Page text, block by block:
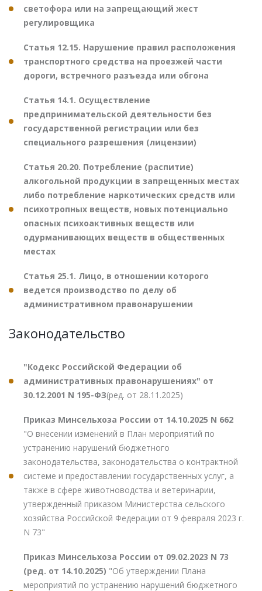
светофора или на запрещающий жест
регулировщика
Статья 12.15. Нарушение правил расположения
транспортного средства на проезжей части
дороги, встречного разъезда или обгона
Статья 14.1. Осуществление
предпринимательской деятельности без
государственной регистрации или без
специального разрешения (лицензии)
Статья 20.20. Потребление (распитие)
алкогольной продукции в запрещенных местах
либо потребление наркотических средств или
психотропных веществ, новых потенциально
опасных психоактивных веществ или
одурманивающих веществ в общественных
местах
Статья 25.1. Лицо, в отношении которого
ведется производство по делу об
административном правонарушении
Законодательство
"Кодекс Российской Федерации об
административных правонарушениях" от
30.12.2001 N 195-ФЗ(ред. от 28.11.2025)
Приказ Минсельхоза России от 14.10.2025 N 662
"О внесении изменений в План мероприятий по
устранению нарушений бюджетного
законодательства, законодательства о контрактной
системе и предоставлении государственных услуг, а
также в сфере животноводства и ветеринарии,
утвержденный приказом Министерства сельского
хозяйства Российской Федерации от 9 февраля 2023 г.
N 73"
Приказ Минсельхоза России от 09.02.2023 N 73
(ред. от 14.10.2025) "Об утверждении Плана
мероприятий по устранению нарушений бюджетного